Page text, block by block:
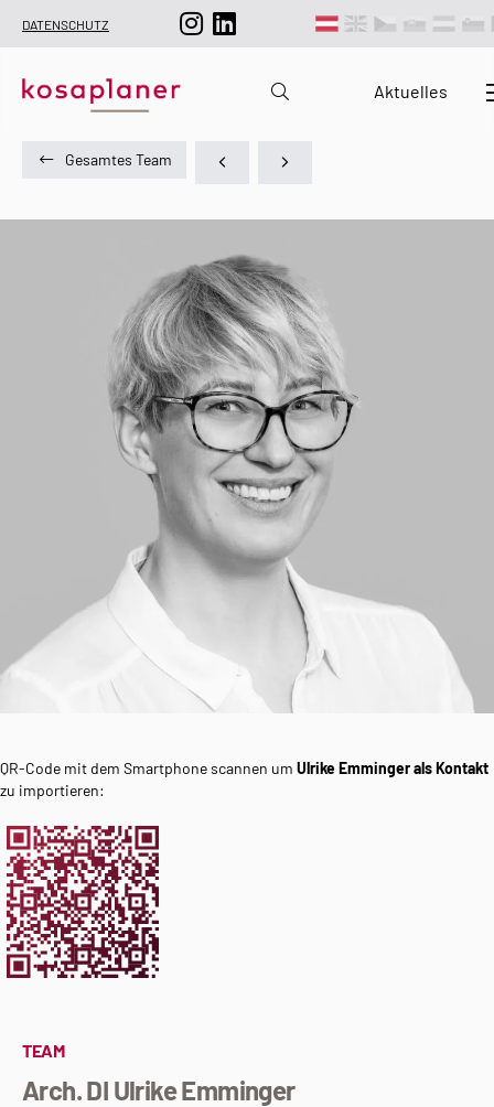
DATENSCHUTZ
Aktuelles
Gesamtes Team
QR-Code mit dem Smartphone scannen um Ulrike Emminger als Kontakt
zu importieren:
TEAM
Arch. DI Ulrike Emminger